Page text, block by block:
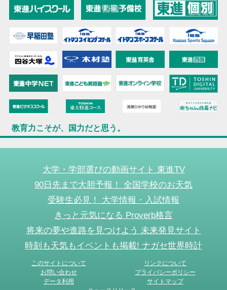
教育力こそが、国力だと思う。
大学・学部選びの動画サイト 東進TV
90日先まで大胆予報！ 全国学校のお天気
受験生必見！ 大学情報・入試情報
きっと元気になる Proverb格言
将来の夢や進路を見つけよう 未来発見サイト
時刻も天気もイベントも掲載! ナガセ世界時計
このサイトについて
リンクについて
お問い合わせ
プライバシーポリシー
データ利用
サイトマップ